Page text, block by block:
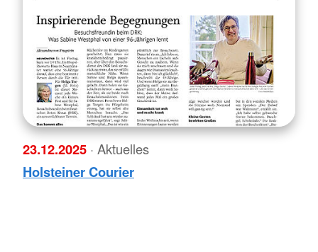
23.12.2025 · Aktuelles
Holsteiner Courier